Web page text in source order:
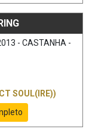
- CASTANHA -
SOUL(IRE))